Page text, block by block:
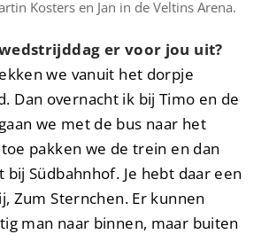
Kosters en Jan in de Veltins Arena.
er voor jou uit?
we vanuit het dorpje
Dan overnacht ik bij Timo en de
we met de bus naar het
pakken we de trein en dan
bij Südbahnhof. Je hebt daar een
Zum Sternchen. Er kunnen
man naar binnen, maar buiten